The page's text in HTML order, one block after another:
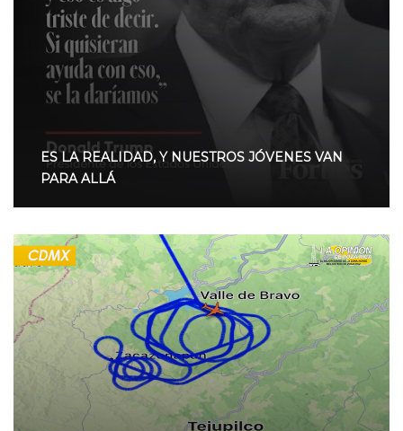
ES LA REALIDAD, Y NUESTROS JÓVENES VAN
PARA ALLÁ